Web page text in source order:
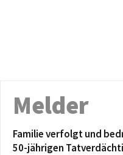
Melder
Familie verfolgt und
50-jährigen